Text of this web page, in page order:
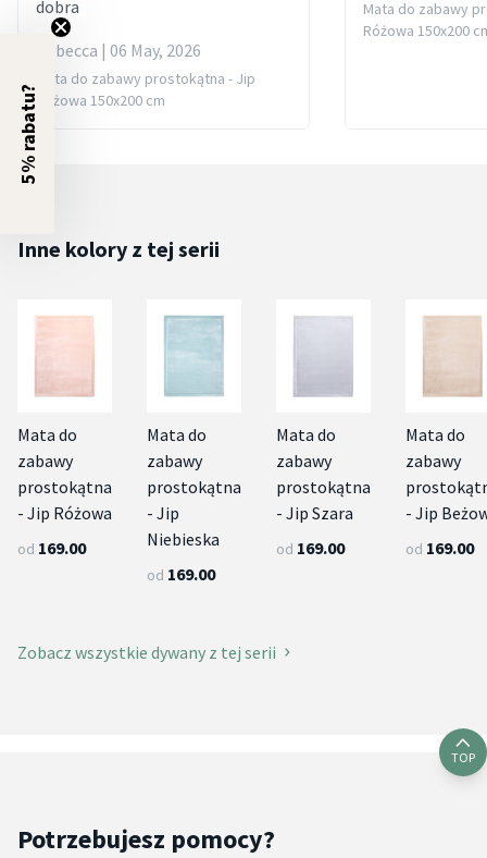
dobra
Rebecca | 06 May, 2026
Mata do zabawy prostokątna - Jip
Różowa 150x200 cm
Mata do zabawy
Różowa 150x200
Inne kolory z tej serii
Mata do
zabawy
prostokątna
- Jip Różowa
od 169.00
Mata do
zabawy
prostokątna
- Jip
Niebieska
od 169.00
Mata do
zabawy
prostokątna
- Jip Szara
od 169.00
Mata do
zabawy
- Jip
od 169.00
Zobacz wszystkie dywany z tej serii
TOP
Potrzebujesz pomocy?
5% rabatu?